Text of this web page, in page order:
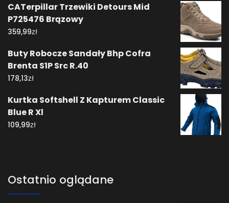
CATerpillar Trzewiki Detours Mid
P725476 Brązowy
359,99zł
Buty Robocze Sandały Bhp Cofra
Brenta S1P Src R.40
178,13zł
Kurtka Softshell Z Kapturem Classic
Blue R Xl
109,99zł
Ostatnio oglądane